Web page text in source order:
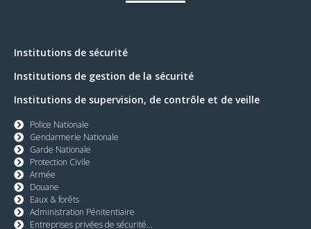
Institutions de sécurité
Institutions de gestion de la sécurité
Institutions de supervision, de contrôle et de veille
Police Nationale
Gendarmerie Nationale
Garde Nationale
Protection Civile
Armée
Douane
Eaux & forêts
Administration Pénitentiaire
Entreprises privées de sécurité...